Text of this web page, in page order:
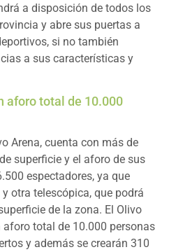
a disposición de todos los
y abre sus puertas a
si no también
a sus características y
aforo total de 10.000
Arena, cuenta con más de
superficie y el aforo de sus
espectadores, ya que
otra telescópica, que podrá
de la zona. El Olivo
total de 10.000 personas
y además se crearán 310